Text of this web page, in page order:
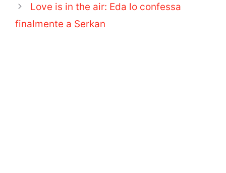
Love is in the air: Eda lo confessa
finalmente a Serkan